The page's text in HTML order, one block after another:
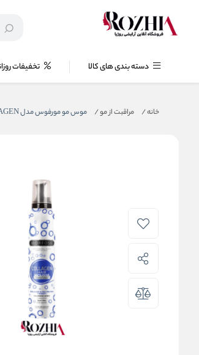
دسته بندی های کالا تخفیفات
خانه/ مراقبت از مو/ موس مو مورفوس مدل COLLAGEN حجم 200میل